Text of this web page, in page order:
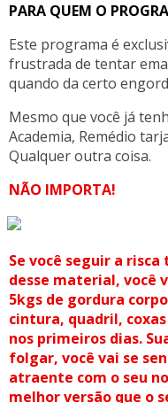
PARA QUEM O
Este programa é
frustrada de tentar
quando da certo
Mesmo que você já
Academia, Remédio
Qualquer outra coisa.
NÃO IMPORTA!
Se você seguir a
desse material, você
5kgs de gordura
cintura, quadril,
nos primeiros dias.
folgar, você vai se
atraente com o seu
melhor versão que o